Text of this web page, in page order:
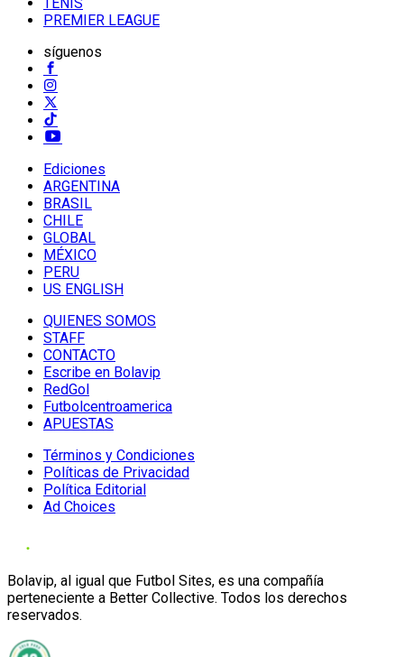
PREMIER LEAGUE
síguenos
Ediciones
ARGENTINA
BRASIL
CHILE
GLOBAL
MÉXICO
PERU
US ENGLISH
QUIENES SOMOS
STAFF
CONTACTO
Escribe en Bolavip
RedGol
Futbolcentroamerica
APUESTAS
Términos y Condiciones
Políticas de Privacidad
Política Editorial
Ad Choices
Bolavip, al igual que Futbol Sites, es una compañía
perteneciente a Better Collective. Todos los derechos
reservados.